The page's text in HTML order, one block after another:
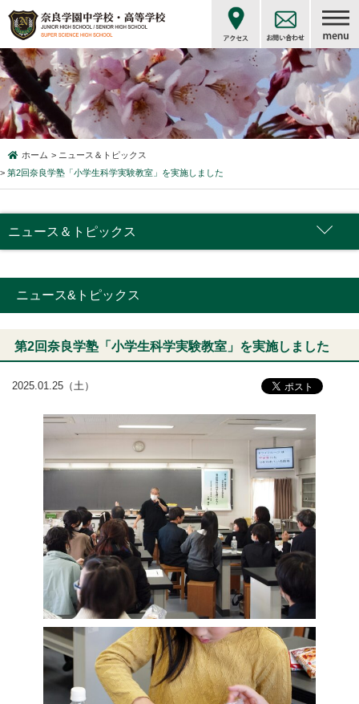
ホーム
ニュース＆トピックス
第2回奈良学塾「小学生科学実験教室」を実施しました
ニュース＆トピックス
ニュース&トピックス
第2回奈良学塾「小学生科学実験教室」を実施しました
2025.01.25（土）